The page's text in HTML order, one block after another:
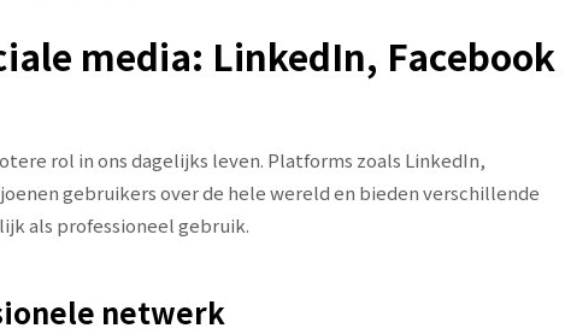
media: LinkedIn, Facebook
rol in ons dagelijks leven. Platforms zoals LinkedIn,
gebruikers over de hele wereld en bieden verschillende
als professioneel gebruik.
netwerk